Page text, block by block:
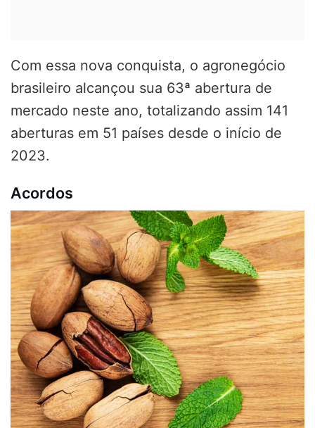
Com essa nova conquista, o agronegócio
brasileiro alcançou sua 63ª abertura de
mercado neste ano, totalizando assim 141
aberturas em 51 países desde o início de
2023.
Acordos